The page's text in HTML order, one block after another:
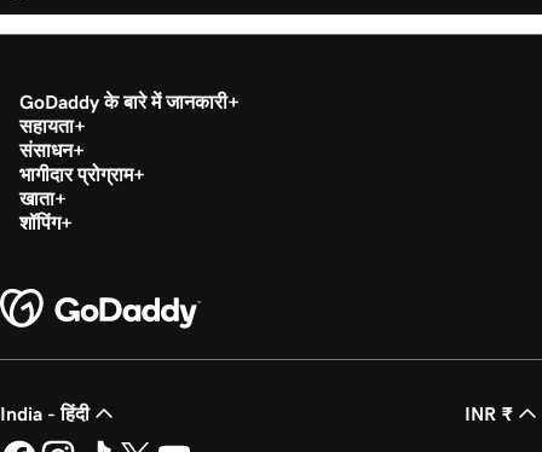
GoDaddy के बारे में जानकारी
सहायता
संसाधन
भागीदार प्रोग्राम
खाता
शॉपिंग
India - हिंदी INR ₹